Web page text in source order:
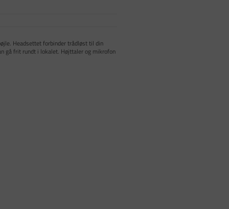
Headsettet forbinder trådløst til din
gå frit rundt i lokalet. Højttaler og mikrofon